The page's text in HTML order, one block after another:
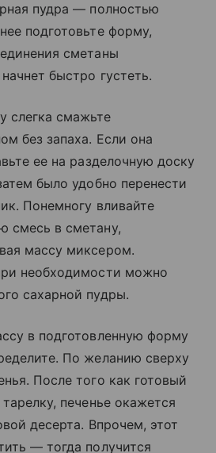
пудра — полностью
подготовьте форму,
сметаны
быстро густеть.
слегка смажьте
без запаха. Если она
ее на разделочную доску
было удобно перенести
Понемногу вливайте
смесь в сметану,
массу миксером.
необходимости можно
сахарной пудры.
в подготовленную форму
По желанию сверху
После того как готовый
печенье окажется
десерта. Впрочем, этот
— тогда получится